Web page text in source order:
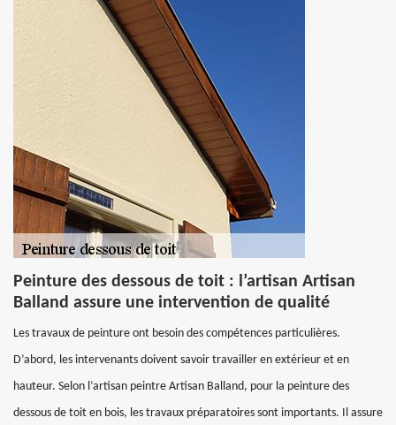
Peinture des dessous de toit : l’artisan Artisan
Balland assure une intervention de qualité
Les travaux de peinture ont besoin des compétences particulières.
D’abord, les intervenants doivent savoir travailler en extérieur et en
hauteur. Selon l’artisan peintre Artisan Balland, pour la peinture des
dessous de toit en bois, les travaux préparatoires sont importants. Il assure